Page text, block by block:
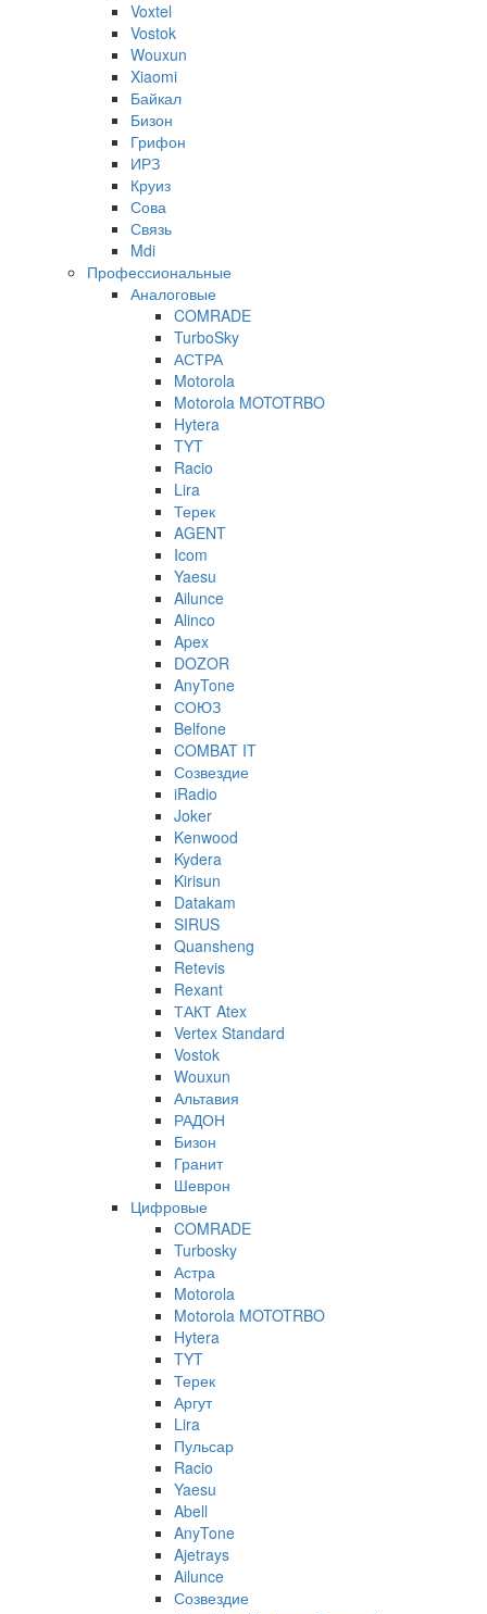
Voxtel
Vostok
Wouxun
Xiaomi
Байкал
Бизон
Грифон
ИРЗ
Круиз
Сова
Связь
Mdi
Профессиональные
Аналоговые
COMRADE
TurboSky
АСТРА
Motorola
Motorola MOTOTRBO
Hytera
TYT
Racio
Lira
Терек
AGENT
Icom
Yaesu
Ailunce
Alinco
Apex
DOZOR
AnyTone
СОЮЗ
Belfone
COMBAT IT
Созвездие
iRadio
Joker
Kenwood
Kydera
Kirisun
Datakam
SIRUS
Quansheng
Retevis
Rexant
ТАКТ Atex
Vertex Standard
Vostok
Wouxun
Альтавия
РАДОН
Бизон
Гранит
Шеврон
Цифровые
COMRADE
Turbosky
Астра
Motorola
Motorola MOTOTRBO
Hytera
TYT
Терек
Аргут
Lira
Пульсар
Racio
Yaesu
Abell
AnyTone
Ajetrays
Ailunce
Созвездие